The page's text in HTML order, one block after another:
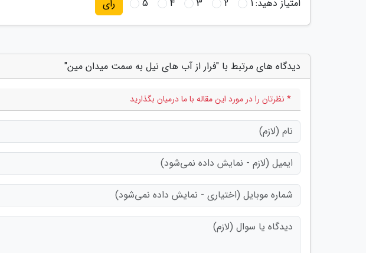
امتیاز دهید:1
2
3
4
5 رای
دیدگاه های مرتبط با "فرار از آب های نیل به سمت میدان مین"
* نظرتان را در مورد این مقاله با ما درمیان بگذارید